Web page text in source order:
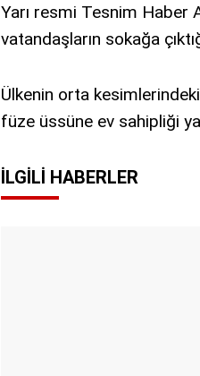
Yarı resmi Tesnim Haber
vatandaşların sokağa
Ülkenin orta
füze üssüne ev sahipliği
İLGILI HABERLER